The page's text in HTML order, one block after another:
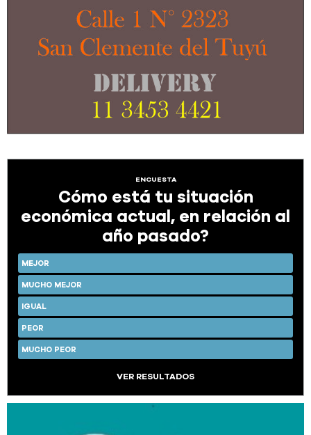
ENCUESTA
Cómo está tu situación
económica actual, en relación al
año pasado?
MEJOR
MUCHO MEJOR
IGUAL
PEOR
MUCHO PEOR
VER RESULTADOS